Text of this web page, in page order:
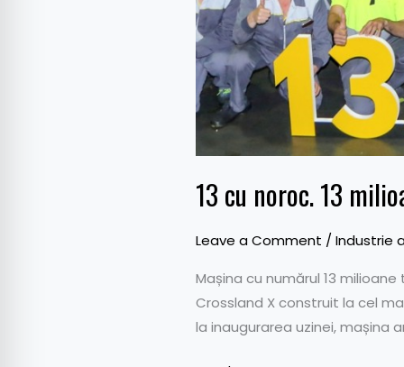
13 cu noroc. 13
Leave a Comment /Industrie
Mașina cu numărul 13
Crossland X construit la cel
la inaugurarea uzinei, mașina